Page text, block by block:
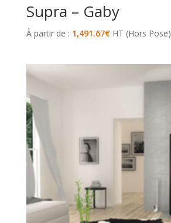
Supra – Gaby
À partir de : 1,491.67€HT (Hors Pose)